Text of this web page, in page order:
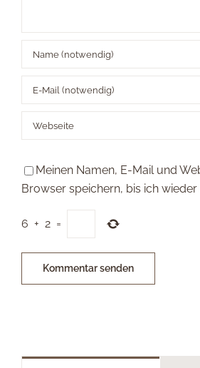
Meinen Namen, E-Mail und
Browser speichern, bis ich
6 + 2 =